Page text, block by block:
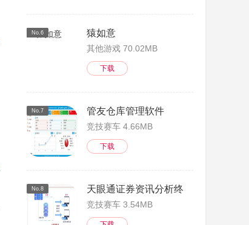
No.6 猿如意
其他游戏 70.02MB
下载
No.7 管友仓库管理软件
竞技赛车 4.66MB
下载
No.8 天眼通证券资讯分析终端
竞技赛车 3.54MB